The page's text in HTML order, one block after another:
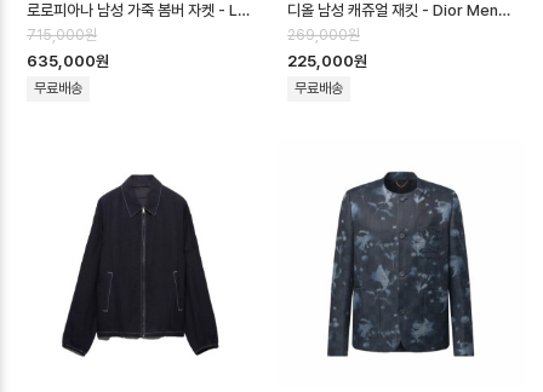
로로피아나 남성 가죽 봄버 자켓 - Loro Piana Mens Leather Jacket…
715,000원
635,000원
무료배송
디올 남성 캐쥬얼 재킷 - Dior Mens Casual Jacket - dic16662x
269,000원
225,000원
무료배송